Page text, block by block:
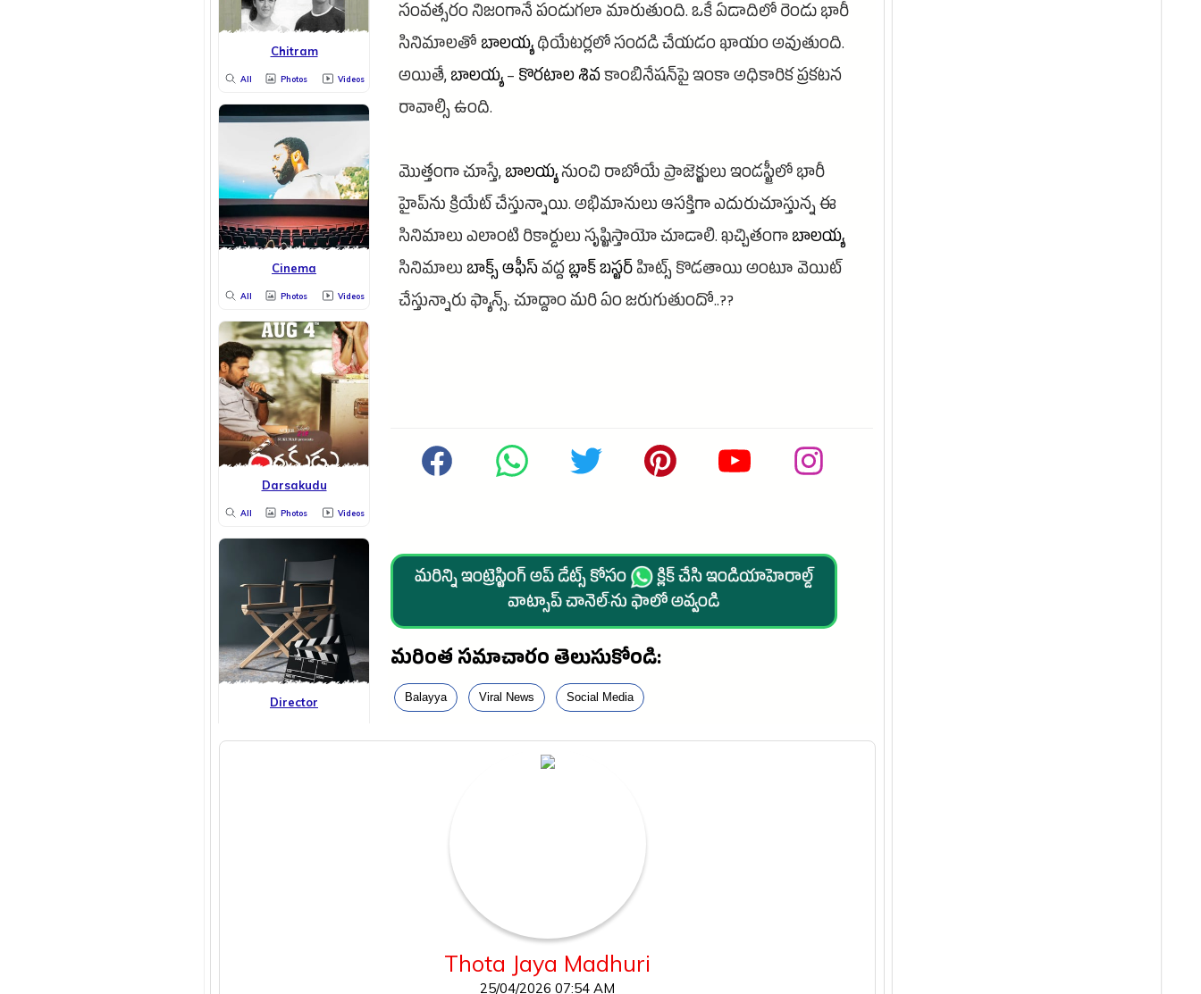
Chitram
All Photos Videos
Cinema
All Photos Videos
Darsakudu
All Photos Videos
Director
సంవత్సరం నిజంగానే పండుగలా మారుతుంది. ఒకే ఏడాదిలో రెండు భారీ
సినిమాలతో బాలయ్యథియేటర్లలో సందడి చేయడం ఖాయం అవుతుంది.
అయితే,బాలయ్య– కొరటాలశివకాంబినేషన్‌పై ఇంకా అధికారిక ప్రకటన
రావాల్సి ఉంది.
మొత్తంగా చూస్తే,బాలయ్యనుంచి రాబోయే ప్రాజెక్టులు ఇండస్ట్రీలో భారీ
హైప్‌ను క్రియేట్ చేస్తున్నాయి. అభిమానులు ఆసక్తిగా ఎదురుచూస్తున్న ఈ
సినిమాలు ఎలాంటి రికార్డులు సృష్టిస్తాయో చూడాలి. ఖచ్చితంగాబాలయ్య
సినిమాలు బాక్స్ ఆఫీస్వద్దబ్లాక్ బస్టర్హిట్స్ కొడతాయి అంటూ వెయిట్
చేస్తున్నారు ఫ్యాన్స్. చూద్దాం మరి ఏం జరుగుతుందో..??
మరిన్ని ఇంట్రెస్టింగ్ అప్ డేట్స్ కోసం
క్లిక్ చేసి ఇండియాహెరాల్డ్
వాట్సాప్ చానెల్·ను ఫాలో అవ్వండి
మరింత సమాచారం తెలుసుకోండి:
Balayya Viral News Social Media
Thota Jaya Madhuri
25/04/2026 07:54 AM